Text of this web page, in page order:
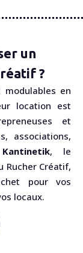
un
?
en
location est
et
associations,
Kantinetik, le
Rucher Créatif,
pour vos
locaux.